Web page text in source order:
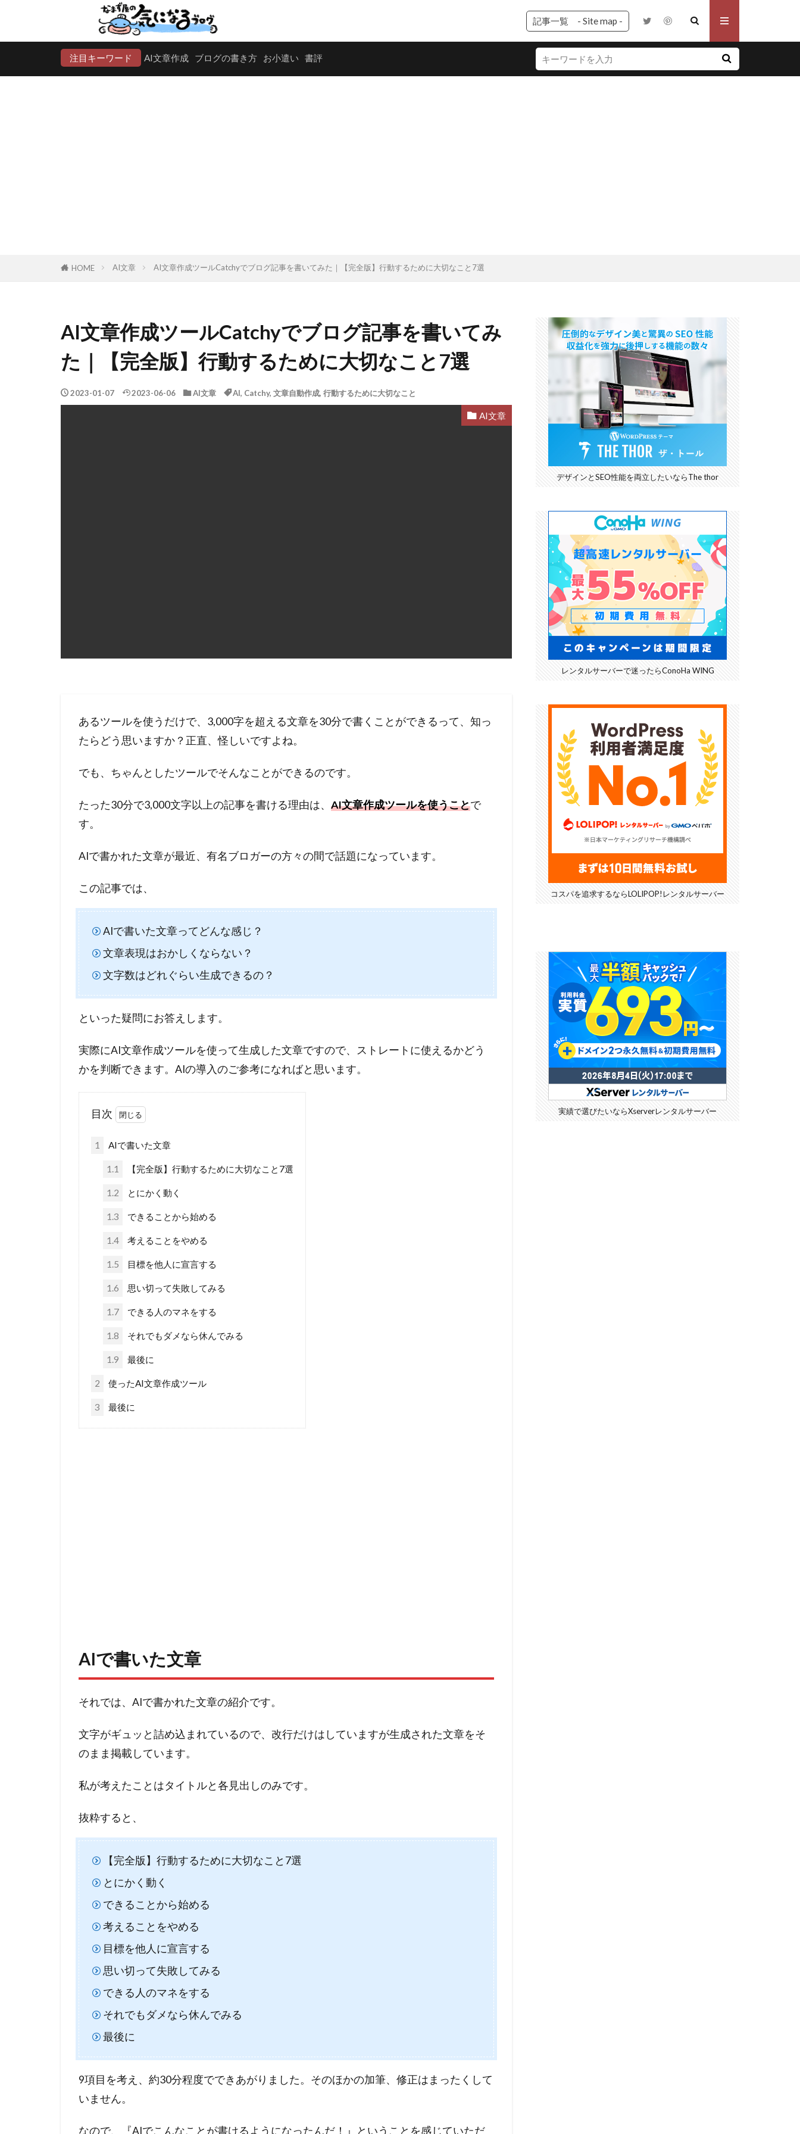
記事一覧 - Site map -
注目キーワード AI文章作成 ブログの書き方 お小遣い 書評
HOME AI文章 AI文章作成ツールCatchyでブログ記事を書いてみた｜【完全版】行動するために大切なこと7選
AI文章作成ツールCatchyでブログ記事を書いてみ
た｜【完全版】行動するために大切なこと7選
2023-01-07 2023-06-06 AI文章 AI, Catchy, 文章自動作成, 行動するために大切なこと
AI文章
あるツールを使うだけで、3,000字を超える文章を30分で書くことができるって、知っ
たらどう思いますか？正直、怪しいですよね。
でも、ちゃんとしたツールでそんなことができるのです。
たった30分で3,000文字以上の記事を書ける理由は、 AI文章作成ツールを使うことで
す。
AIで書かれた文章が最近、有名ブロガーの方々の間で話題になっています。
この記事では、
AIで書いた文章ってどんな感じ？
文章表現はおかしくならない？
文字数はどれぐらい生成できるの？
といった疑問にお答えします。
実際にAI文章作成ツールを使って生成した文章ですので、ストレートに使えるかどう
かを判断できます。AIの導入のご参考になればと思います。
目次
1 AIで書いた文章
1.1 【完全版】行動するために大切なこと7選
1.2 とにかく動く
1.3 できることから始める
1.4 考えることをやめる
1.5 目標を他人に宣言する
1.6 思い切って失敗してみる
1.7 できる人のマネをする
1.8 それでもダメなら休んでみる
1.9 最後に
2 使ったAI文章作成ツール
3 最後に
AIで書いた文章
それでは、AIで書かれた文章の紹介です。
文字がギュッと詰め込まれているので、改行だけはしていますが生成された文章をそ
のまま掲載しています。
私が考えたことはタイトルと各見出しのみです。
抜粋すると、
【完全版】行動するために大切なこと7選
とにかく動く
できることから始める
考えることをやめる
目標を他人に宣言する
思い切って失敗してみる
できる人のマネをする
それでもダメなら休んでみる
最後に
9項目を考え、約30分程度でできあがりました。そのほかの加筆、修正はまったくして
いません。
なので、『AIでこんなことが書けるようになったんだ！』ということを感じていただ
デザインとSEO性能を両立したいならThe thor
レンタルサーバーで迷ったらConoHa WING
コスパを追求するならLOLIPOP!レンタルサーバー
実績で選びたいならXserverレンタルサーバー